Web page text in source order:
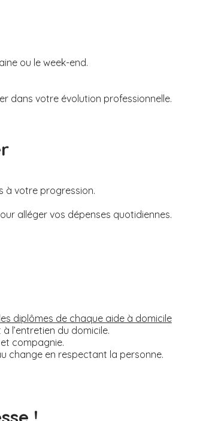
ou le week-end.
dans votre évolution professionnelle.
à votre progression.
alléger vos dépenses quotidiennes.
diplômes de chaque aide à domicile
l’entretien du domicile.
compagnie.
change en respectant la personne.